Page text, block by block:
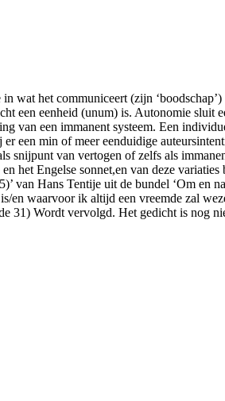
wat het communiceert (zijn
een eenheid (unum) is. Autonomie sluit
van een immanent systeem. Een
een min of meer eenduidige
snijpunt van vertogen of zelfs als
het Engelse sonnet,en van deze
van Hans Tentije uit de bundel ‘Om en
waarvoor ik altijd een vreemde zal
31) Wordt vervolgd. Het gedicht is nog